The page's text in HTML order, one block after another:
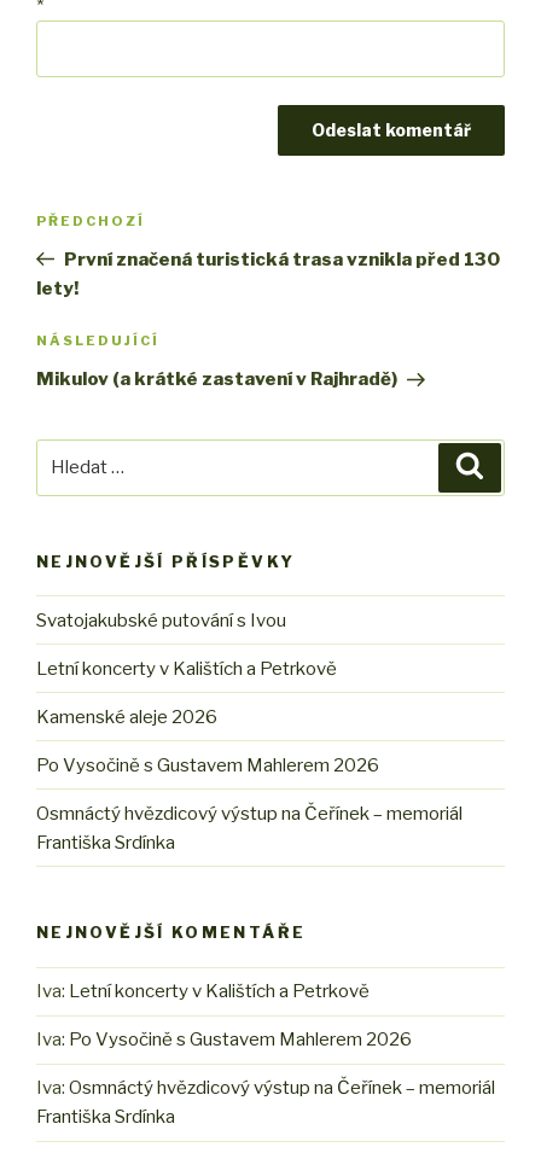
*
Navigace
příspěvek
Předchozí
příspěvek
PŘEDCHOZÍ
První značená turistická trasa vznikla před 130
lety!
Následující
příspěvek
NÁSLEDUJÍCÍ
Mikulov (a krátké zastavení v Rajhradě)
NEJNOVĚJŠÍ PŘÍSPĚVKY
Svatojakubské putování s Ivou
Letní koncerty v Kalištích a Petrkově
Kamenské aleje 2026
Po Vysočině s Gustavem Mahlerem 2026
Osmnáctý hvězdicový výstup na Čeřínek – memoriál
Františka Srdínka
NEJNOVĚJŠÍ KOMENTÁŘE
Iva: Letní koncerty v Kalištích a Petrkově
Iva: Po Vysočině s Gustavem Mahlerem 2026
Iva: Osmnáctý hvězdicový výstup na Čeřínek – memoriál
Františka Srdínka